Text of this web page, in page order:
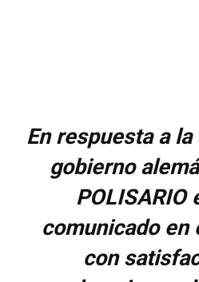
En respuesta a
gobierno
POLISARIO
comunicado en
con